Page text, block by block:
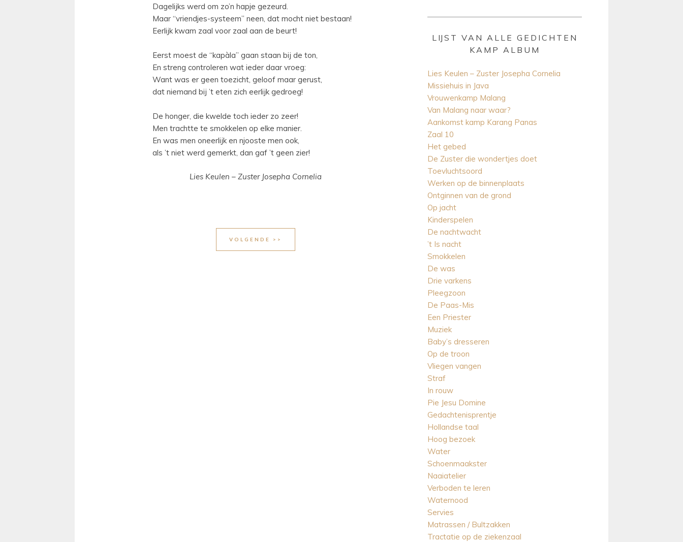
Dagelijks werd om zo’n hapje gezeurd.
Maar “vriendjes-systeem” neen, dat mocht niet bestaan!
Eerlijk kwam zaal voor zaal aan de beurt!
Eerst moest de “kapàla” gaan staan bij de ton,
En streng controleren wat ieder daar vroeg:
Want was er geen toezicht, geloof maar gerust,
dat niemand bij ’t eten zich eerlijk gedroeg!
De honger, die kwelde toch ieder zo zeer!
Men trachtte te smokkelen op elke manier.
En was men oneerlijk en njooste men ook,
als ’t niet werd gemerkt, dan gaf ’t geen zier!
Lies Keulen – Zuster Josepha Cornelia
VOLGENDE >>
LIJST VAN ALLE GEDICHTEN
KAMP ALBUM
Lies Keulen – Zuster Josepha Cornelia
Missiehuis in Java
Vrouwenkamp Malang
Van Malang naar waar?
Aankomst kamp Karang Panas
Zaal 10
Het gebed
De Zuster die wondertjes doet
Toevluchtsoord
Werken op de binnenplaats
Ontginnen van de grond
Op jacht
Kinderspelen
De nachtwacht
’t Is nacht
Smokkelen
De was
Drie varkens
Pleegzoon
De Paas-Mis
Een Priester
Muziek
Baby’s dresseren
Op de troon
Vliegen vangen
Straf
In rouw
Pie Jesu Domine
Gedachtenisprentje
Hollandse taal
Hoog bezoek
Water
Schoenmaakster
Naaiatelier
Verboden te leren
Waternood
Servies
Matrassen / Bultzakken
Tractatie op de ziekenzaal